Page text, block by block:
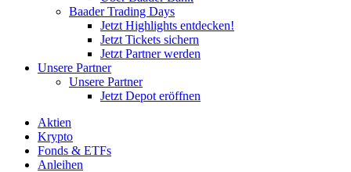
Baader Trading Days
Jetzt Highlights entdecken!
Jetzt Tickets sichern
Jetzt Partner werden
Unsere Partner
Unsere Partner
Jetzt Depot eröffnen
Aktien
Krypto
Fonds & ETFs
Anleihen